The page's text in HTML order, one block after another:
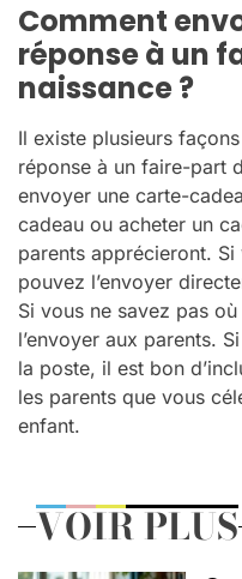
Comment
réponse à un
naissance ?
Il existe plusieurs
réponse à un faire-part
envoyer une carte-
cadeau ou acheter un
parents apprécieront.
pouvez l’envoyer
Si vous ne savez pas
l’envoyer aux parents.
la poste, il est bon
les parents que vous
enfant.
VOIR PLUS